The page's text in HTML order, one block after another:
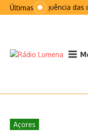
Ir para o conteúdo
ÚltimasNa sequência das
Açores